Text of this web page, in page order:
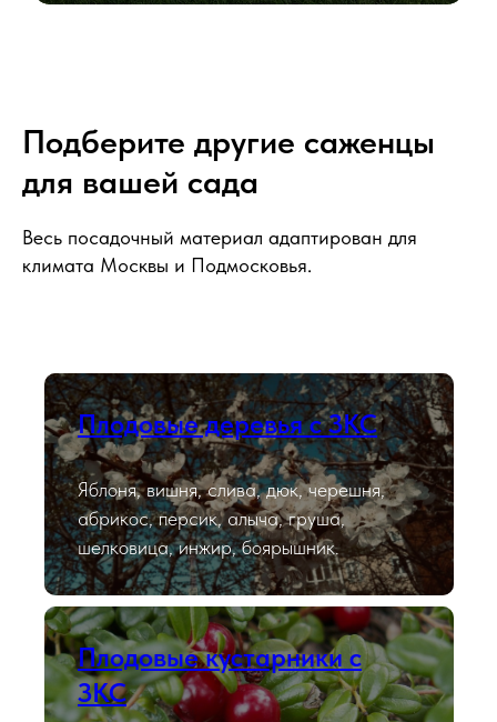
Подберите другие саженцы
для вашей сада
Весь посадочный материал адаптирован для
климата Москвы и Подмосковья.
Плодовые деревья с ЗКС
Яблоня, вишня, слива, дюк, черешня,
абрикос, персик, алыча, груша,
шелковица, инжир, боярышник.
Плодовые кустарники с
ЗКС